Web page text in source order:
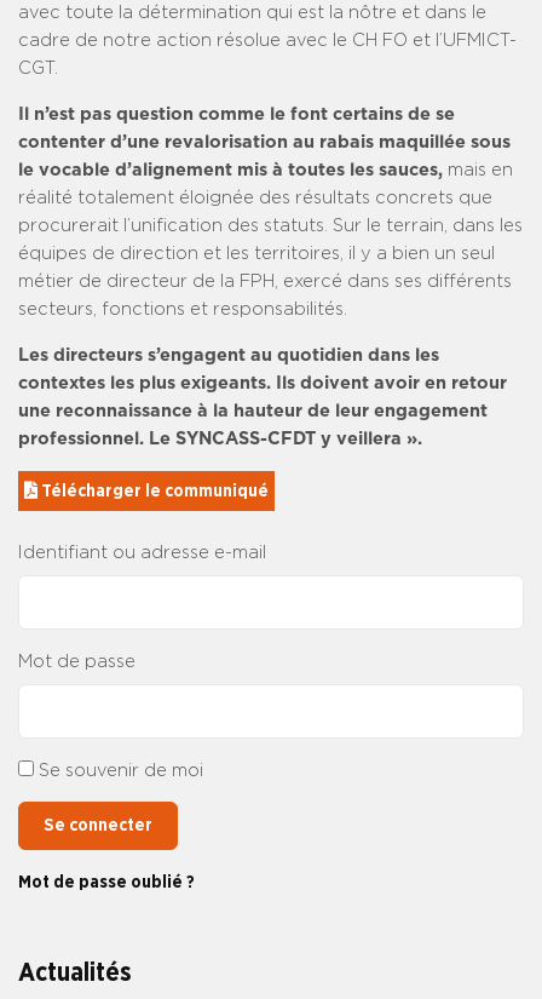
Actualités
avec toute la détermination qui est la nôtre et dans le
cadre de notre action résolue avec le CH FO et l’UFMICT-
CGT.
Il n’est pas question comme le font certains de se
contenter d’une revalorisation au rabais maquillée sous
le vocable d’alignement mis à toutes les sauces, mais en
réalité totalement éloignée des résultats concrets que
procurerait l’unification des statuts. Sur le terrain, dans les
équipes de direction et les territoires, il y a bien un seul
métier de directeur de la FPH, exercé dans ses différents
secteurs, fonctions et responsabilités.
Les directeurs s’engagent au quotidien dans les
contextes les plus exigeants. Ils doivent avoir en retour
une reconnaissance à la hauteur de leur engagement
professionnel. Le SYNCASS-CFDT y veillera ».
Télécharger le communiqué
Identifiant ou adresse e-mail
Mot de passe
Se souvenir de moi
Se connecter
Mot de passe oublié ?